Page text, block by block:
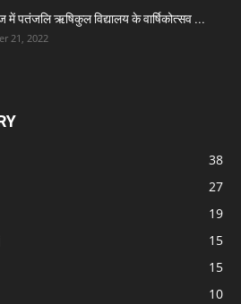
में पतंजलि ऋषिकुल विद्यालय के वार्षिकोत्सव ...
21, 2022
38
27
19
15
15
10